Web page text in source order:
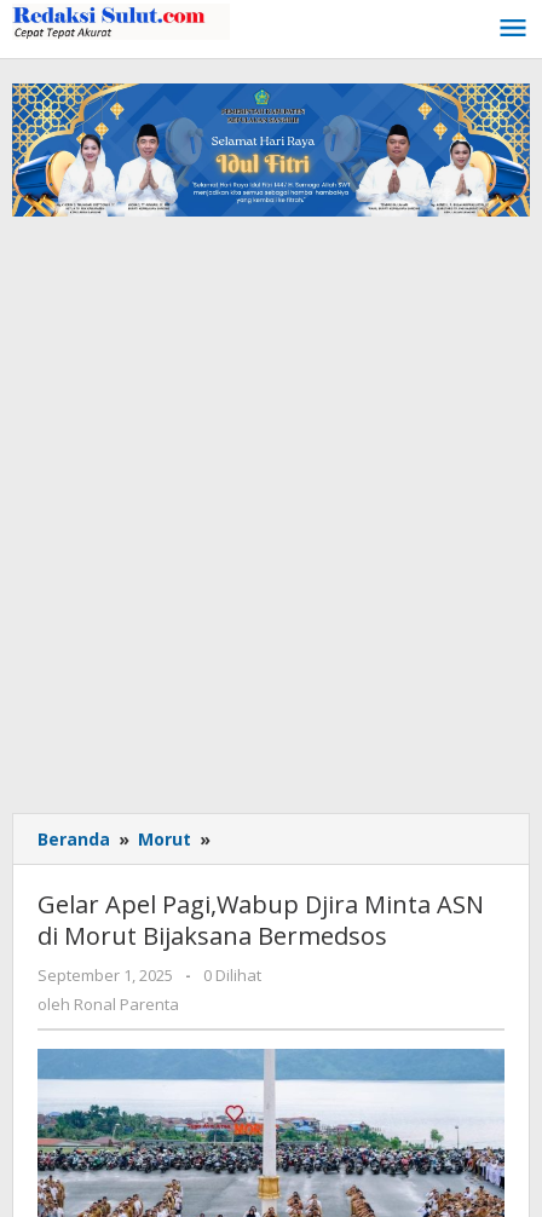
Lewati
ke
konten
Beranda » Morut »
Apel
Pagi,Wabup
Djira
Minta
ASN
Gelar Apel Pagi,Wabup Djira Minta ASN
di Morut Bijaksana Bermedsos
September 1, 2025
oleh
-
0 Dilihat
oleh Ronal Parenta